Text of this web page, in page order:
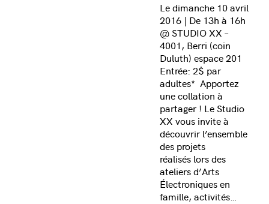
Le dimanche 10 avril
2016 | De 13h à 16h
@ STUDIO XX –
4001, Berri (coin
Duluth) espace 201
Entrée: 2$ par
adultes* Apportez
une collation à
partager ! Le Studio
XX vous invite à
découvrir l’ensemble
des projets
réalisés lors des
ateliers d’Arts
Électroniques en
famille, activités…